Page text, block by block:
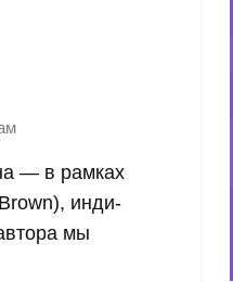
— в рамках
инди-
мы